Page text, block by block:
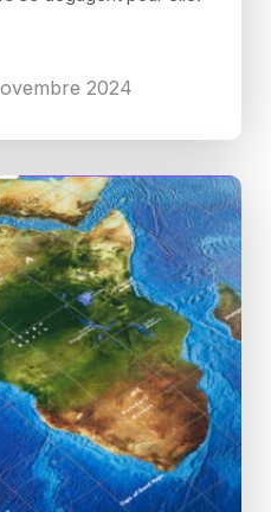
2024